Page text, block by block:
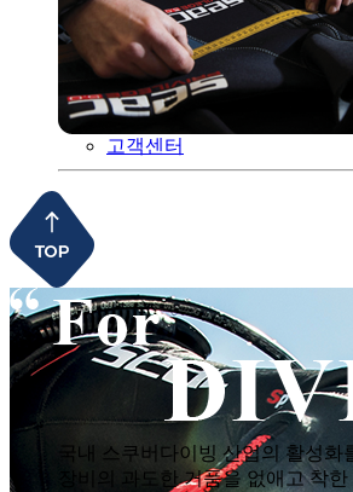
고객센터
국내 스쿠버다이빙 산업의 활성화
장비의 과도한 거품을 없애고 착